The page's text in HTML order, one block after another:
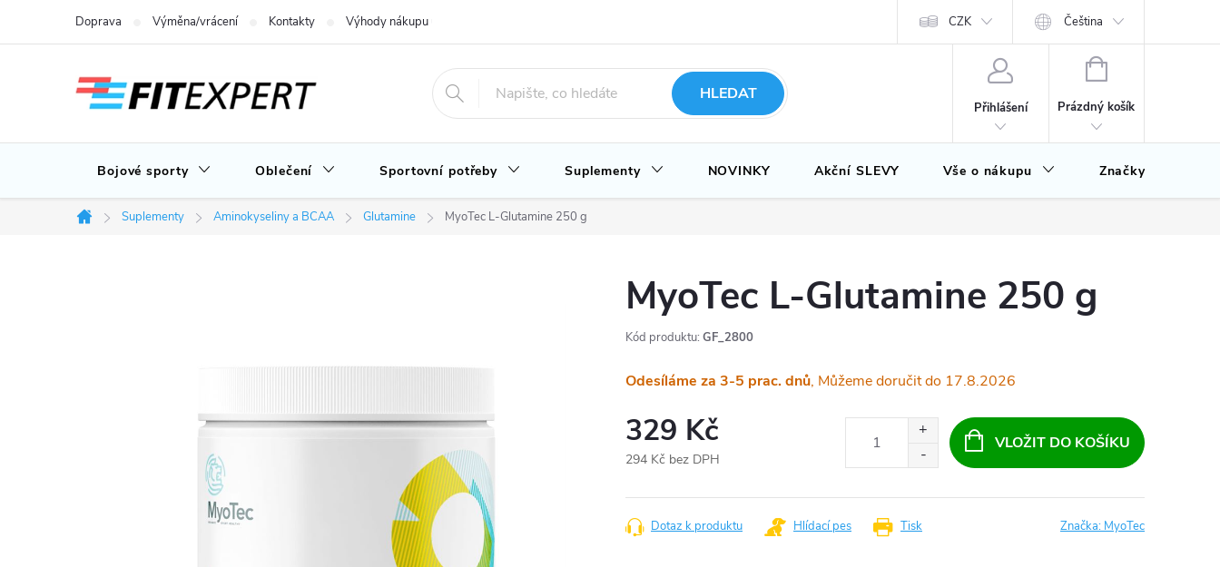
Doprava Výměna/vrácení Kontakty Výhody nákupu u nás CZK Čeština
HLEDAT
Přihlášení
NÁKUPNÍ
Prázdný košík
Bojové sporty Oblečení Sportovní potřeby Suplementy NOVINKY Akční SLEVY Vše o nákupu Značky
Domů
Suplementy Aminokyseliny a BCAA Glutamine MyoTec L-Glutamine 250 g
MyoTec L-Glutamine 250 g
Kód produktu: GF_2800
Odesíláme za 3-5 prac. dnů 17.8.2026
329 Kč
294 Kč bez DPH
cena:
VLOŽIT DO KOŠÍKU
Tisk
Dotaz k produktu Hlídací pes Značka: MyoTec